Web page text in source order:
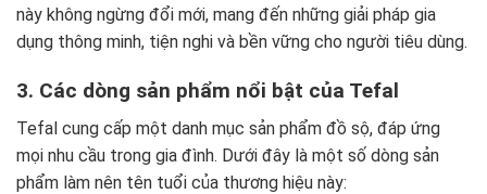
này không ngừng đổi mới, mang đến những giải pháp gia
dụng thông minh, tiện nghi và bền vững cho người tiêu dùng.
3. Các dòng sản phẩm nổi bật của Tefal
Tefal cung cấp một danh mục sản phẩm đồ sộ, đáp ứng
mọi nhu cầu trong gia đình. Dưới đây là một số dòng sản
phẩm làm nên tên tuổi của thương hiệu này: